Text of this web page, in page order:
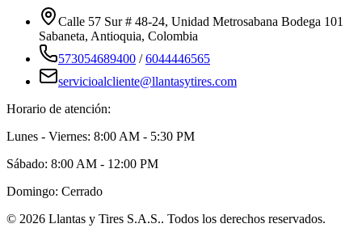
Calle 57 Sur # 48-24, Unidad Metrosabana Bodega 101
Sabaneta, Antioquia, Colombia
573054689400 /6044446565
servicioalcliente@llantasytires.com
Horario de atención:
Lunes - Viernes: 8:00 AM - 5:30 PM
Sábado: 8:00 AM - 12:00 PM
Domingo: Cerrado
© 2026 Llantas y Tires S.A.S.. Todos los derechos reservados.